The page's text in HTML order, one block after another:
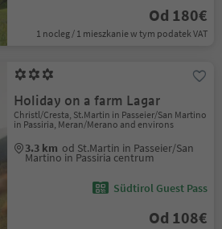
Od 180€
1 nocleg / 1 mieszkanie w tym podatek VAT
Holiday on a farm Lagar
Christl/Cresta, St.Martin in Passeier/San Martino
in Passiria, Meran/Merano and environs
3.3 km od St.Martin in Passeier/San
Martino in Passiria centrum
Südtirol Guest Pass
Od 108€